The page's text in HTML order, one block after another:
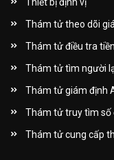
Thám tử theo dõi
Thám tử điều tra
Thám tử tìm người
Thám tử giám định
Thám tử truy tìm số
Thám tử cung cấp